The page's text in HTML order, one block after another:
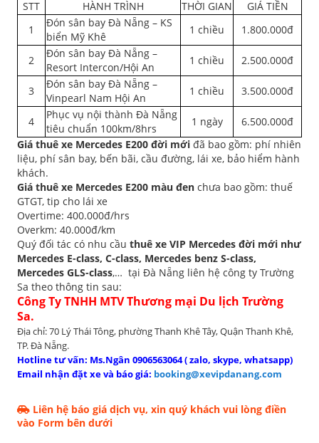
STT HÀNH TRÌNH THỜI GIAN
GIÁ TIỀN
1
Đón sân bay Đà Nẵng – KS
biển Mỹ Khê
1 chiều 1.800.000đ
2
Đón sân bay Đà Nẵng –
Resort Intercon/Hội An
1 chiều 2.500.000đ
3
Đón sân bay Đà Nẵng –
Vinpearl Nam Hội An
1 chiều 3.500.000đ
4
Phục vụ nội thành Đà Nẵng
tiêu chuẩn 100km/8hrs
1 ngày
6.500.000đ
Giá thuê xe Mercedes E200 đời mới đã bao gồm: phí nhiên
liệu, phí sân bay, bến bãi, cầu đường, lái xe, bảo hiểm hành
khách.
Giá thuê xe Mercedes E200 màu đen chưa bao gồm: thuế
GTGT, tip cho lái xe
Overtime: 400.000đ/hrs
Overkm: 40.000đ/km
Quý đối tác có nhu cầu thuê xe VIP Mercedes đời mới như
Mercedes E-class, C-class, Mercedes benz S-class,
Mercedes GLS-class,… tại Đà Nẵng liên hệ công ty Trường
Sa theo thông tin sau:
Công Ty TNHH MTV Thương mại Du lịch Trường
Sa.
Địa chỉ: 70 Lý Thái Tông, phường Thanh Khê Tây, Quận Thanh Khê,
TP. Đà Nẵng.
Hotline tư vấn: Ms.Ngân 0906563064 ( zalo, skype, whatsapp)
Email nhận đặt xe và báo giá: booking@xevipdanang.com
Liên hệ báo giá dịch vụ, xin quý khách vui lòng điền
vào Form bên dưới